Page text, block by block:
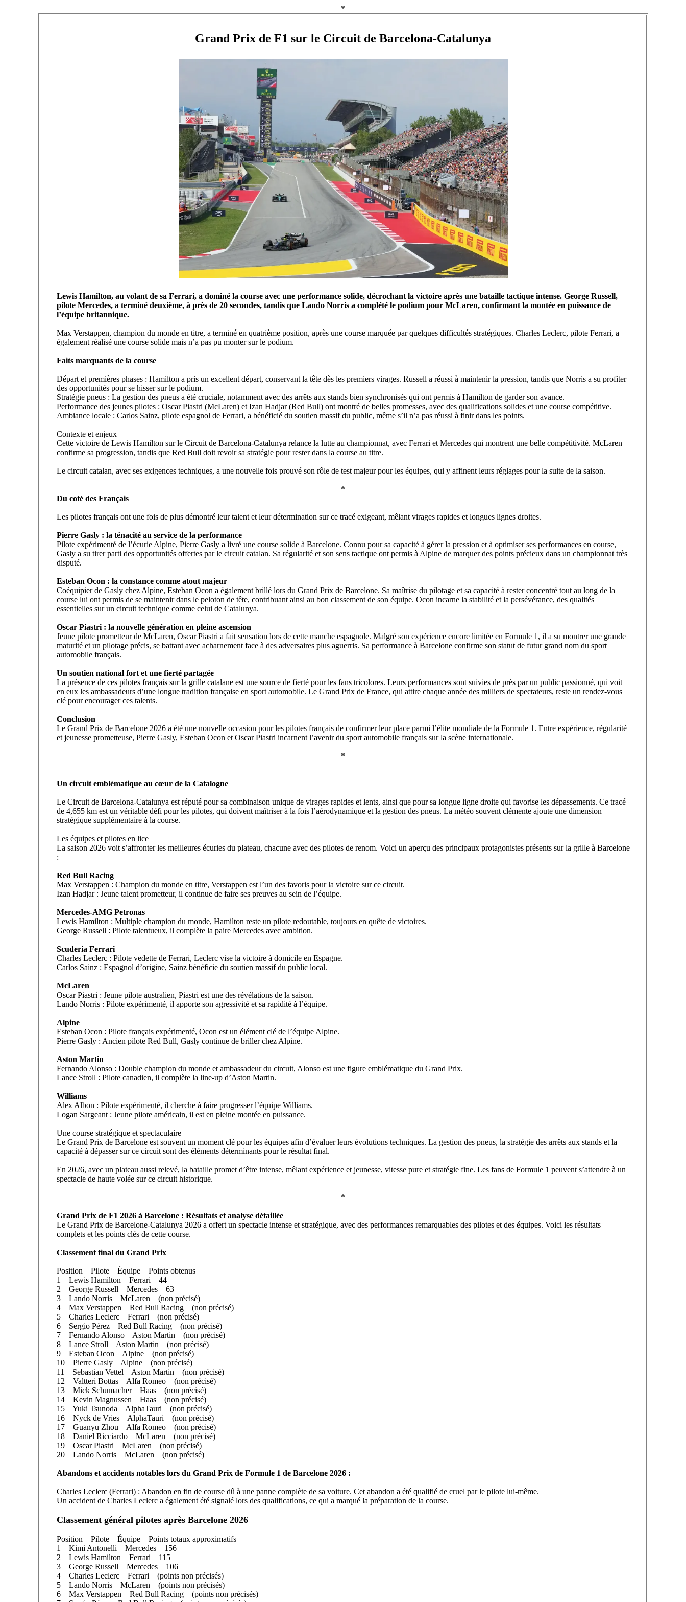
*
Grand Prix de F1 sur le Circuit de Barcelona-Catalunya
Lewis Hamilton, au volant de sa Ferrari, a dominé la course avec une performance solide, décrochant la victoire après une bataille tactique intense. George Russell,
pilote Mercedes, a terminé deuxième, à près de 20 secondes, tandis que Lando Norris a complété le podium pour McLaren, confirmant la montée en puissance de
l’équipe britannique.
Max Verstappen, champion du monde en titre, a terminé en quatrième position, après une course marquée par quelques difficultés stratégiques. Charles Leclerc, pilote Ferrari, a
également réalisé une course solide mais n’a pas pu monter sur le podium.
Faits marquants de la course
Départ et premières phases : Hamilton a pris un excellent départ, conservant la tête dès les premiers virages. Russell a réussi à maintenir la pression, tandis que Norris a su profiter
des opportunités pour se hisser sur le podium.
Stratégie pneus : La gestion des pneus a été cruciale, notamment avec des arrêts aux stands bien synchronisés qui ont permis à Hamilton de garder son avance.
Performance des jeunes pilotes : Oscar Piastri (McLaren) et Izan Hadjar (Red Bull) ont montré de belles promesses, avec des qualifications solides et une course compétitive.
Ambiance locale : Carlos Sainz, pilote espagnol de Ferrari, a bénéficié du soutien massif du public, même s’il n’a pas réussi à finir dans les points.
Contexte et enjeux
Cette victoire de Lewis Hamilton sur le Circuit de Barcelona-Catalunya relance la lutte au championnat, avec Ferrari et Mercedes qui montrent une belle compétitivité. McLaren
confirme sa progression, tandis que Red Bull doit revoir sa stratégie pour rester dans la course au titre.
Le circuit catalan, avec ses exigences techniques, a une nouvelle fois prouvé son rôle de test majeur pour les équipes, qui y affinent leurs réglages pour la suite de la saison.
*
Du coté des Français
Les pilotes français ont une fois de plus démontré leur talent et leur détermination sur ce tracé exigeant, mêlant virages rapides et longues lignes droites.
Pierre Gasly : la ténacité au service de la performance
Pilote expérimenté de l’écurie Alpine, Pierre Gasly a livré une course solide à Barcelone. Connu pour sa capacité à gérer la pression et à optimiser ses performances en course,
Gasly a su tirer parti des opportunités offertes par le circuit catalan. Sa régularité et son sens tactique ont permis à Alpine de marquer des points précieux dans un championnat très
disputé.
Esteban Ocon : la constance comme atout majeur
Coéquipier de Gasly chez Alpine, Esteban Ocon a également brillé lors du Grand Prix de Barcelone. Sa maîtrise du pilotage et sa capacité à rester concentré tout au long de la
course lui ont permis de se maintenir dans le peloton de tête, contribuant ainsi au bon classement de son équipe. Ocon incarne la stabilité et la persévérance, des qualités
essentielles sur un circuit technique comme celui de Catalunya.
Oscar Piastri : la nouvelle génération en pleine ascension
Jeune pilote prometteur de McLaren, Oscar Piastri a fait sensation lors de cette manche espagnole. Malgré son expérience encore limitée en Formule 1, il a su montrer une grande
maturité et un pilotage précis, se battant avec acharnement face à des adversaires plus aguerris. Sa performance à Barcelone confirme son statut de futur grand nom du sport
automobile français.
Un soutien national fort et une fierté partagée
La présence de ces pilotes français sur la grille catalane est une source de fierté pour les fans tricolores. Leurs performances sont suivies de près par un public passionné, qui voit
en eux les ambassadeurs d’une longue tradition française en sport automobile. Le Grand Prix de France, qui attire chaque année des milliers de spectateurs, reste un rendez-vous
clé pour encourager ces talents.
Conclusion
Le Grand Prix de Barcelone 2026 a été une nouvelle occasion pour les pilotes français de confirmer leur place parmi l’élite mondiale de la Formule 1. Entre expérience, régularité
et jeunesse prometteuse, Pierre Gasly, Esteban Ocon et Oscar Piastri incarnent l’avenir du sport automobile français sur la scène internationale.
*
Un circuit emblématique au cœur de la Catalogne
Le Circuit de Barcelona-Catalunya est réputé pour sa combinaison unique de virages rapides et lents, ainsi que pour sa longue ligne droite qui favorise les dépassements. Ce tracé
de 4,655 km est un véritable défi pour les pilotes, qui doivent maîtriser à la fois l’aérodynamique et la gestion des pneus. La météo souvent clémente ajoute une dimension
stratégique supplémentaire à la course.
Les équipes et pilotes en lice
La saison 2026 voit s’affronter les meilleures écuries du plateau, chacune avec des pilotes de renom. Voici un aperçu des principaux protagonistes présents sur la grille à Barcelone
:
Red Bull Racing
Max Verstappen : Champion du monde en titre, Verstappen est l’un des favoris pour la victoire sur ce circuit.
Izan Hadjar : Jeune talent prometteur, il continue de faire ses preuves au sein de l’équipe.
Mercedes-AMG Petronas
Lewis Hamilton : Multiple champion du monde, Hamilton reste un pilote redoutable, toujours en quête de victoires.
George Russell : Pilote talentueux, il complète la paire Mercedes avec ambition.
Scuderia Ferrari
Charles Leclerc : Pilote vedette de Ferrari, Leclerc vise la victoire à domicile en Espagne.
Carlos Sainz : Espagnol d’origine, Sainz bénéficie du soutien massif du public local.
McLaren
Oscar Piastri : Jeune pilote australien, Piastri est une des révélations de la saison.
Lando Norris : Pilote expérimenté, il apporte son agressivité et sa rapidité à l’équipe.
Alpine
Esteban Ocon : Pilote français expérimenté, Ocon est un élément clé de l’équipe Alpine.
Pierre Gasly : Ancien pilote Red Bull, Gasly continue de briller chez Alpine.
Aston Martin
Fernando Alonso : Double champion du monde et ambassadeur du circuit, Alonso est une figure emblématique du Grand Prix.
Lance Stroll : Pilote canadien, il complète la line-up d’Aston Martin.
Williams
Alex Albon : Pilote expérimenté, il cherche à faire progresser l’équipe Williams.
Logan Sargeant : Jeune pilote américain, il est en pleine montée en puissance.
Une course stratégique et spectaculaire
Le Grand Prix de Barcelone est souvent un moment clé pour les équipes afin d’évaluer leurs évolutions techniques. La gestion des pneus, la stratégie des arrêts aux stands et la
capacité à dépasser sur ce circuit sont des éléments déterminants pour le résultat final.
En 2026, avec un plateau aussi relevé, la bataille promet d’être intense, mêlant expérience et jeunesse, vitesse pure et stratégie fine. Les fans de Formule 1 peuvent s’attendre à un
spectacle de haute volée sur ce circuit historique.
*
Grand Prix de F1 2026 à Barcelone : Résultats et analyse détaillée
Le Grand Prix de Barcelone-Catalunya 2026 a offert un spectacle intense et stratégique, avec des performances remarquables des pilotes et des équipes. Voici les résultats
complets et les points clés de cette course.
Classement final du Grand Prix
Position Pilote Équipe Points obtenus
1 Lewis Hamilton Ferrari 44
2 George Russell Mercedes 63
3 Lando Norris McLaren (non précisé)
4 Max Verstappen Red Bull Racing (non précisé)
5 Charles Leclerc Ferrari (non précisé)
6 Sergio Pérez Red Bull Racing (non précisé)
7 Fernando Alonso Aston Martin (non précisé)
8 Lance Stroll Aston Martin (non précisé)
9 Esteban Ocon Alpine (non précisé)
10 Pierre Gasly Alpine (non précisé)
11 Sebastian Vettel Aston Martin (non précisé)
12 Valtteri Bottas Alfa Romeo (non précisé)
13 Mick Schumacher Haas (non précisé)
14 Kevin Magnussen Haas (non précisé)
15 Yuki Tsunoda AlphaTauri (non précisé)
16 Nyck de Vries AlphaTauri (non précisé)
17 Guanyu Zhou Alfa Romeo (non précisé)
18 Daniel Ricciardo McLaren (non précisé)
19 Oscar Piastri McLaren (non précisé)
20 Lando Norris McLaren (non précisé)
Abandons et accidents notables lors du Grand Prix de Formule 1 de Barcelone 2026 :
Charles Leclerc (Ferrari) : Abandon en fin de course dû à une panne complète de sa voiture. Cet abandon a été qualifié de cruel par le pilote lui-même.
Un accident de Charles Leclerc a également été signalé lors des qualifications, ce qui a marqué la préparation de la course.
Classement général pilotes après Barcelone 2026
Position Pilote Équipe Points totaux approximatifs
1 Kimi Antonelli Mercedes 156
2 Lewis Hamilton Ferrari 115
3 George Russell Mercedes 106
4 Charles Leclerc Ferrari (points non précisés)
5 Lando Norris McLaren (points non précisés)
6 Max Verstappen Red Bull Racing (points non précisés)